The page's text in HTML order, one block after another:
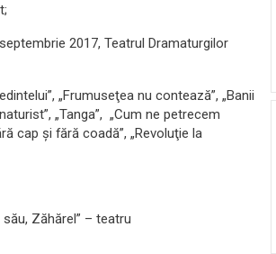
2017, Teatrul Dramaturgilor
„Frumuseţea nu contează”, „Banii
„Tanga”, „Cum ne petrecem
cap și fără coadă”, „Revoluţie la
Zăhărel” – teatru